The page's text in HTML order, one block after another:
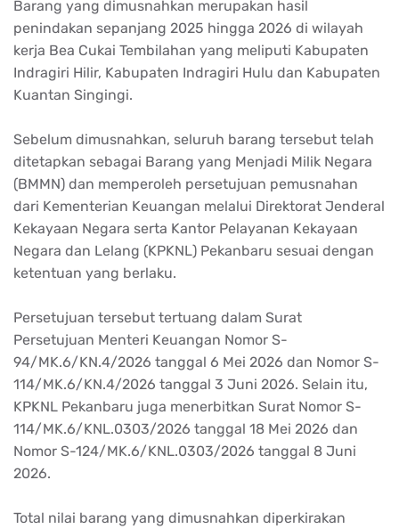
Barang yang dimusnahkan merupakan hasil
penindakan sepanjang 2025 hingga 2026 di wilayah
kerja Bea Cukai Tembilahan yang meliputi Kabupaten
Indragiri Hilir, Kabupaten Indragiri Hulu dan Kabupaten
Kuantan Singingi.
Sebelum dimusnahkan, seluruh barang tersebut telah
ditetapkan sebagai Barang yang Menjadi Milik Negara
(BMMN) dan memperoleh persetujuan pemusnahan
dari Kementerian Keuangan melalui Direktorat Jenderal
Kekayaan Negara serta Kantor Pelayanan Kekayaan
Negara dan Lelang (KPKNL) Pekanbaru sesuai dengan
ketentuan yang berlaku.
Persetujuan tersebut tertuang dalam Surat
Persetujuan Menteri Keuangan Nomor S-
94/MK.6/KN.4/2026 tanggal 6 Mei 2026 dan Nomor S-
114/MK.6/KN.4/2026 tanggal 3 Juni 2026. Selain itu,
KPKNL Pekanbaru juga menerbitkan Surat Nomor S-
114/MK.6/KNL.0303/2026 tanggal 18 Mei 2026 dan
Nomor S-124/MK.6/KNL.0303/2026 tanggal 8 Juni
2026.
Total nilai barang yang dimusnahkan diperkirakan